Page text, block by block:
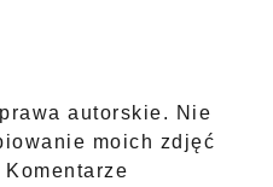
autorskie. Nie
moich zdjęć